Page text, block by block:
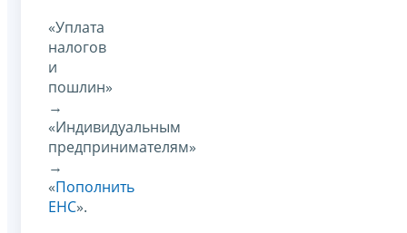
«Уплата
налогов
и
пошлин»
→
«Индивидуальным
предпринимателям»
→
«Пополнить
ЕНС».